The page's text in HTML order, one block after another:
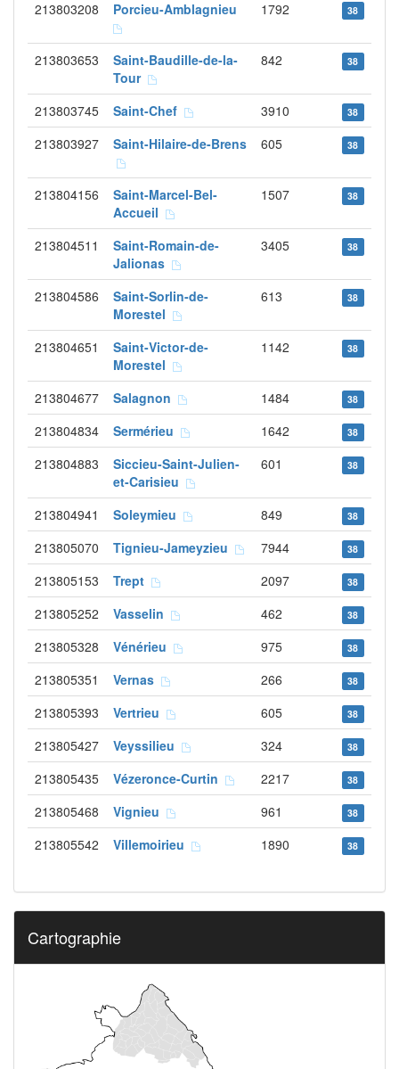
213803208 Porcieu-Amblagnieu 1792 38
213803653
Saint-Baudille-de-la-
Tour
842 38
213803745 Saint-Chef 3910 38
213803927 Saint-Hilaire-de-Brens 605 38
213804156
Saint-Marcel-Bel-
Accueil
1507 38
213804511
Saint-Romain-de-
Jalionas
3405 38
213804586
Saint-Sorlin-de-
Morestel
613 38
213804651
Saint-Victor-de-
Morestel
1142 38
213804677 Salagnon 1484 38
213804834 Sermérieu 1642 38
213804883
Siccieu-Saint-Julien-
et-Carisieu
601 38
213804941 Soleymieu 849 38
213805070 Tignieu-Jameyzieu 7944 38
213805153 Trept 2097 38
213805252 Vasselin 462 38
213805328 Vénérieu 975 38
213805351 Vernas 266 38
213805393 Vertrieu 605 38
213805427 Veyssilieu 324 38
213805435 Vézeronce-Curtin 2217 38
213805468 Vignieu 961 38
213805542 Villemoirieu 1890 38
Cartographie